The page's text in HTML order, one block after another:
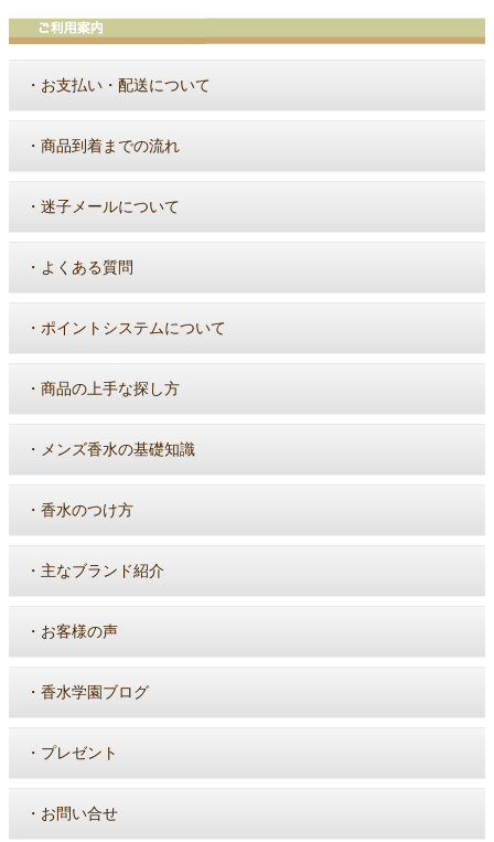
・ お支払い・配送について
・ 商品到着までの流れ
・ 迷子メールについて
・ よくある質問
・ ポイントシステムについて
・ 商品の上手な探し方
・ メンズ香水の基礎知識
・ 香水のつけ方
・ 主なブランド紹介
・ お客様の声
・ 香水学園ブログ
・ プレゼント
・ お問い合せ